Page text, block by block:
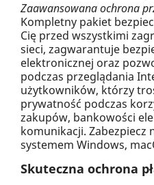
Zaawansowana ochrona
Kompletny pakiet
Cię przed wszystkimi
sieci, zagwarantuje
elektronicznej oraz
podczas przeglądania
użytkowników, którzy
prywatność podczas
zakupów, bankowości
komunikacji. Zabezpiecz
systemem Windows,
Skuteczna ochrona